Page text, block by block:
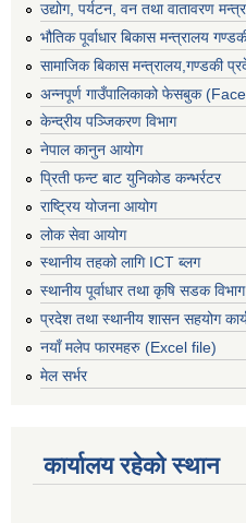
उद्योग, पर्यटन, वन तथा वातावरण
भौतिक पूर्वाधार बिकास मन्त्रालय
सामाजिक बिकास मन्त्रालय,गण्डकी
अन्नपूर्ण गाउँपालिकाको फेसबुक
केन्द्रीय पञ्जिकरण विभाग
नेपाल कानुन आयोग
प्रिती फन्ट बाट युनिकोड कन्भर्रटर
राष्ट्रिय योजना आयोग
लोक सेवा आयोग
स्थानीय तहको लागि ICT ब्लग
स्थानीय पूर्वाधार तथा कृषि सडक विभाग
प्रदेश तथा स्थानीय शासन सहयोग
नयाँ मलेप फारमहरु (Excel file)
मेल सर्भर
कार्यालय रहेको स्थान